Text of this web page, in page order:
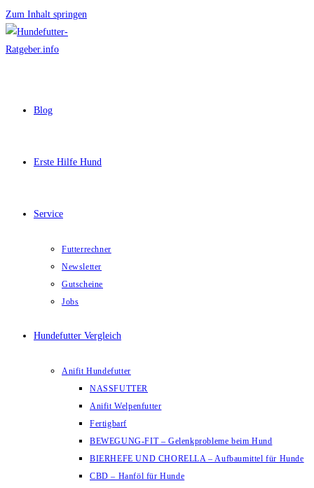
Zum Inhalt springen
Blog
Erste Hilfe Hund
Service
Futterrechner
Newsletter
Gutscheine
Jobs
Hundefutter Vergleich
Anifit Hundefutter
NASSFUTTER
Anifit Welpenfutter
Fertigbarf
BEWEGUNG-FIT – Gelenkprobleme beim Hund
BIERHEFE UND CHORELLA – Aufbaumittel für Hunde
CBD – Hanföl für Hunde